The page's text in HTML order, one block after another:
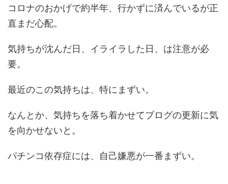
コロナのおかげで約半年、行かずに済んでいるが正
直まだ心配。
気持ちが沈んだ日、イライラした日、は注意が必
要。
最近のこの気持ちは、特にまずい。
なんとか、気持ちを落ち着かせてブログの更新に気
を向かせないと。
パチンコ依存症には、自己嫌悪が一番まずい。